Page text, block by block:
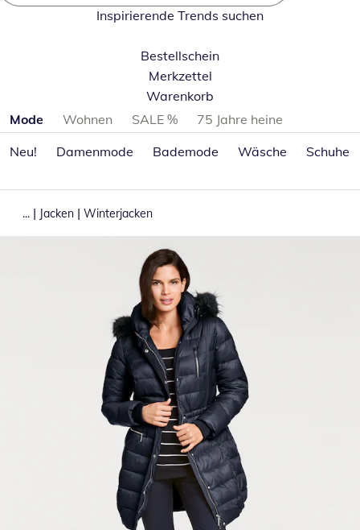
Inspirierende Trends suchen
Bestellschein
Merkzettel
Warenkorb
Produktkategorien überspringen
Mode Wohnen SALE %
75 Jahre heine
Neu!
Damenmode Bademode Wäsche Schuhe
... | Jacken | Winterjacken